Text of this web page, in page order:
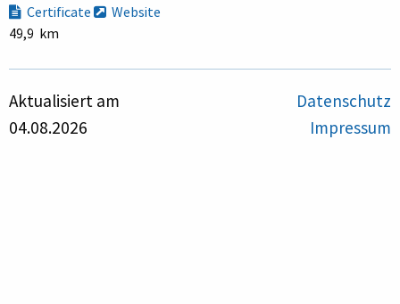
Certificate
Website
49,9 km
Aktualisiert am
04.08.2026
Datenschutz
Impressum